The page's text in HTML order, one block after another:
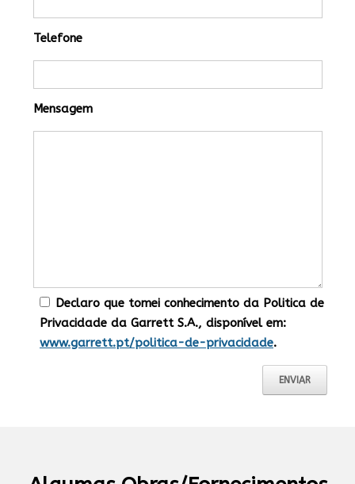
Telefone
Mensagem
Declaro que tomei conhecimento da Politica de
Privacidade da Garrett S.A., disponível em:
www.garrett.pt/politica-de-privacidade.